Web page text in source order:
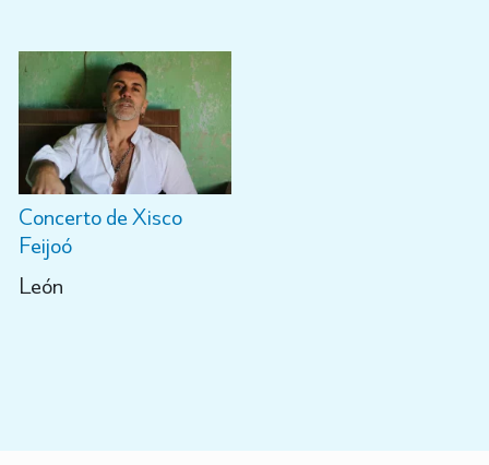
Concerto de Xisco
Feijoó
León